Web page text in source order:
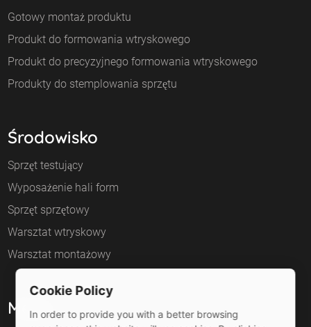
Gotowy montaż produktu
Produkt do formowania wtryskowego
Produkt do precyzyjnego formowania wtryskowego
Produkty do stemplowania sprzętu
Środowisko
Sprzęt testujący
Wyposażenie hali form
Sprzęt sprzętowy
Warsztat wtryskowy
Warsztat montażowy
Menu
Cookie Policy
In order to provide you with a better browsing